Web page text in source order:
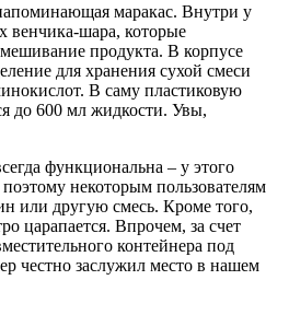
маракас. Внутри у
венчика-шара, которые
продукта. В корпусе
для хранения сухой смеси
В саму пластиковую
до 600 мл жидкости. Увы,
функциональна – у этого
некоторым пользователям
или другую смесь. Кроме того,
царапается. Впрочем, за счет
контейнера под
честно заслужил место в нашем